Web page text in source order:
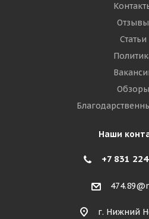
Отзывы
Статьи
Обзоры
Наши
+7 831
г. Нижний